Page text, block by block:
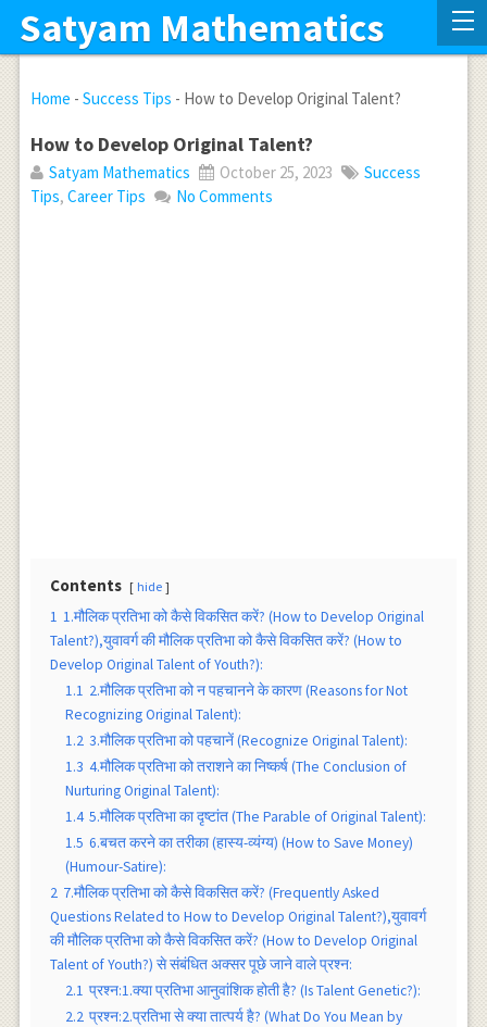
Satyam Mathematics
Home - Success Tips - How to Develop Original Talent?
How to Develop Original Talent?
Satyam Mathematics October 25, 2023
Success
Tips, Career Tips No Comments
Contents hide
1 1.मौलिक प्रतिभा को कैसे विकसित करें? (How to Develop Original
Talent?),युवावर्ग की मौलिक प्रतिभा को कैसे विकसित करें? (How to
Develop Original Talent of Youth?):
1.1 2.मौलिक प्रतिभा को न पहचानने के कारण (Reasons for Not
Recognizing Original Talent):
1.2 3.मौलिक प्रतिभा को पहचानें (Recognize Original Talent):
1.3 4.मौलिक प्रतिभा को तराशने का निष्कर्ष (The Conclusion of
Nurturing Original Talent):
1.4 5.मौलिक प्रतिभा का दृष्टांत (The Parable of Original Talent):
1.5 6.बचत करने का तरीका (हास्य-व्यंग्य) (How to Save Money)
(Humour-Satire):
2 7.मौलिक प्रतिभा को कैसे विकसित करें? (Frequently Asked
Questions Related to How to Develop Original Talent?),युवावर्ग
की मौलिक प्रतिभा को कैसे विकसित करें? (How to Develop Original
Talent of Youth?) से संबंधित अक्सर पूछे जाने वाले प्रश्न:
2.1 प्रश्न:1.क्या प्रतिभा आनुवांशिक होती है? (Is Talent Genetic?):
2.2 प्रश्न:2.प्रतिभा से क्या तात्पर्य है? (What Do You Mean by